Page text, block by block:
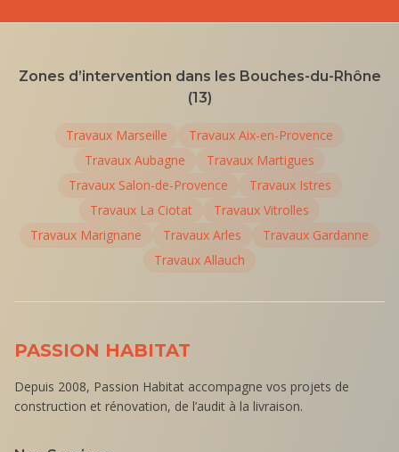
Zones d’intervention dans les Bouches-du-Rhône
(13)
Travaux Marseille Travaux Aix-en-Provence
Travaux Aubagne Travaux Martigues
Travaux Salon-de-Provence Travaux Istres
Travaux La Ciotat Travaux Vitrolles
Travaux Marignane Travaux Arles Travaux Gardanne
Travaux Allauch
PASSION HABITAT
Depuis 2008, Passion Habitat accompagne vos projets de
construction et rénovation, de l’audit à la livraison.